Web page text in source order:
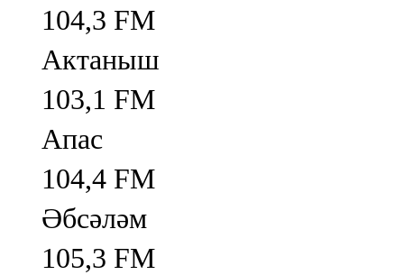
104,3 FM
Актаныш
103,1 FM
Апас
104,4 FM
Әбсәләм
105,3 FM